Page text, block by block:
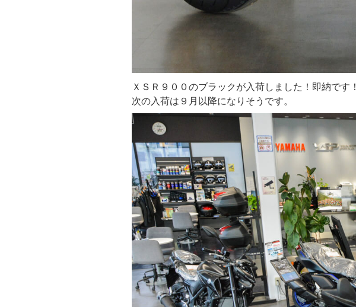
ＸＳＲ９００のブラックが入荷しました！即納です！
次の入荷は９月以降になりそうです。